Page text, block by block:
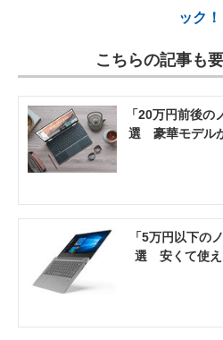
ック！
こちらの記事も
「20万円前後
選 豪華モデル
「5万円以下の
選 安くて使え